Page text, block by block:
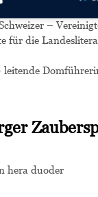
–
für die
leitende
hera duoder